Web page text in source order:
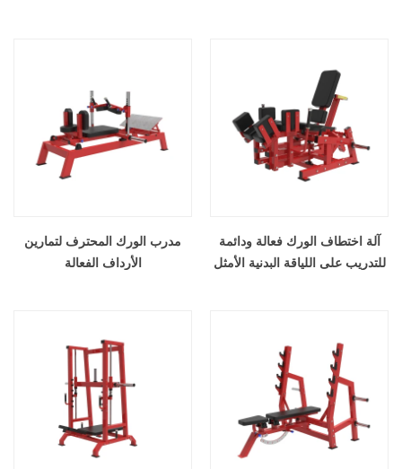
مدرب الورك المحترف لتمارين
الأرداف الفعالة
آلة اختطاف الورك فعالة ودائمة
للتدريب على اللياقة البدنية الأمثل